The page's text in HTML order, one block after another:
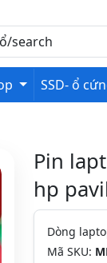
SSD- ổ
Pin
hp
Dòng
Mã SKU: